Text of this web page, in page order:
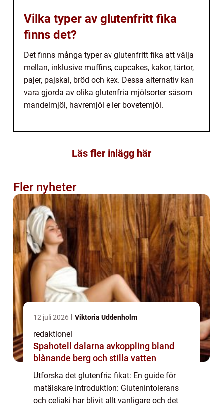
Vilka typer av glutenfritt fika
finns det?
Det finns många typer av glutenfritt fika att välja
mellan, inklusive muffins, cupcakes, kakor, tårtor,
pajer, pajskal, bröd och kex. Dessa alternativ kan
vara gjorda av olika glutenfria mjölsorter såsom
mandelmjöl, havremjöl eller bovetemjöl.
Läs fler inlägg här
Fler nyheter
12 juli 2026 Viktoria Uddenholm
redaktionel
Spahotell dalarna avkoppling bland
blånande berg och stilla vatten
Utforska det glutenfria fikat: En guide för
matälskare Introduktion: Glutenintolerans
och celiaki har blivit allt vanligare och det